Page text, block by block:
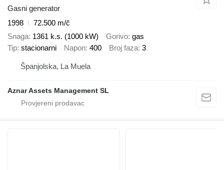
Gasni generator
1998
72.500 m/č
Snaga 1361 k.s. (1000 kW) Gorivo gas
Tip stacionarni Napon 400 Broj faza 3
Španjolska, La Muela
Aznar Assets Management SL